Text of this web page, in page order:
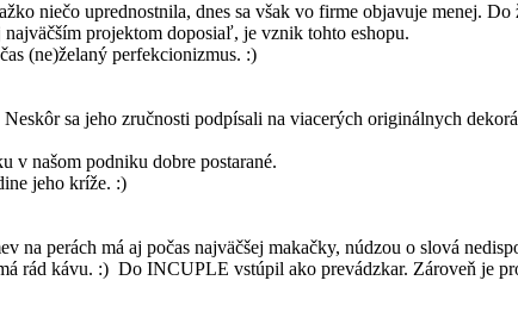
niečo uprednostnila, dnes sa však vo firme objavuje menej.
projektom doposiaľ, je vznik tohto eshopu.
(ne)želaný perfekcionizmus. :)
sa jeho zručnosti podpísali na viacerých originálnych
v našom podniku dobre postarané.
jeho kríže. :)
perách má aj počas najväčšej makačky, núdzou o slová
rád kávu. :) Do INCUPLE vstúpil ako prevádzkar. Zároveň je